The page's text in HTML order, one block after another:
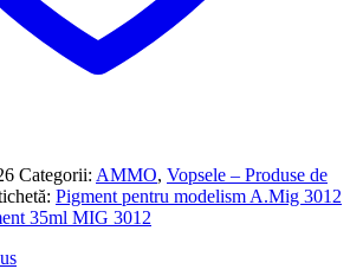
Categorii: AMMO, Vopsele – Produse de
Pigment pentru modelism A.Mig 3012
35ml MIG 3012